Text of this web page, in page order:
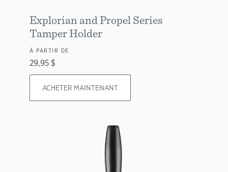
Explorian and Propel Series
Tamper Holder
À PARTIR DE
29,95 $
ACHETER MAINTENANT